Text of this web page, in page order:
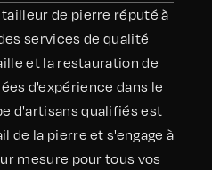
de pierre réputé à
services de qualité
et la restauration de
d'expérience dans le
d'artisans qualifiés est
de la pierre et s'engage à
mesure pour tous vos